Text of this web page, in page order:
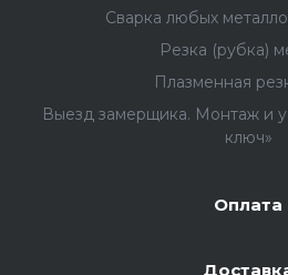
Сварка любых
Резка (рубка)
Плазменная
Выезд замерщика. Монтаж и
ключ»
Оплата